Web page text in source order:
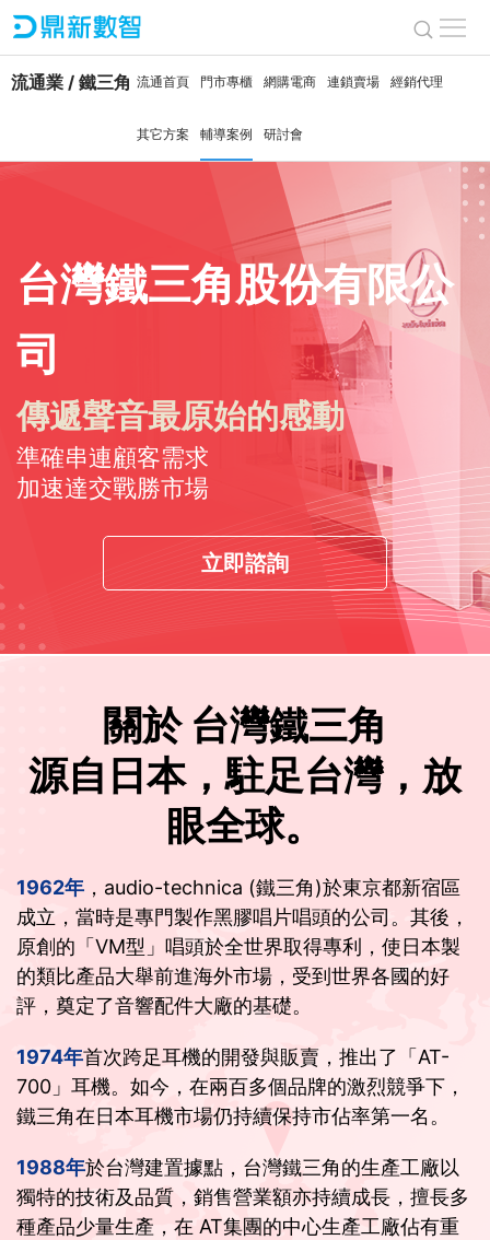
流通業 / 鐵三角 流通首頁 門市專櫃 網購電商 連鎖賣場 經銷代理
其它方案 輔導案例 研討會
台灣鐵三角股份有限公
司
傳遞聲音最原始的感動
準確串連顧客需求
加速達交戰勝市場
立即諮詢
關於 台灣鐵三角
源自日本，駐足台灣，放
眼全球。
1962年 ，audio-technica (鐵三角)於東京都新宿區
成立，當時是專門製作黑膠唱片唱頭的公司。其後，
原創的「VM型」唱頭於全世界取得專利，使日本製
的類比產品大舉前進海外市場，受到世界各國的好
評，奠定了音響配件大廠的基礎。
1974年首次跨足耳機的開發與販賣，推出了「AT-
700」耳機。如今，在兩百多個品牌的激烈競爭下，
鐵三角在日本耳機市場仍持續保持市佔率第一名。
1988年於台灣建置據點，台灣鐵三角的生產工廠以
獨特的技術及品質，銷售營業額亦持續成長，擅長多
種產品少量生產，在 AT集團的中心生產工廠佔有重